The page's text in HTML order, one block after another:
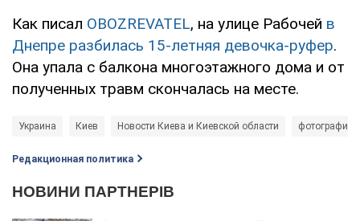
Как писал OBOZREVATEL, на улице Рабочей в
Днепре разбилась 15-летняя девочка-руфер.
Она упала с балкона многоэтажного дома и от
полученных травм скончалась на месте.
Украина Киев Новости Киева и Киевской области фотографии
Редакционная политика